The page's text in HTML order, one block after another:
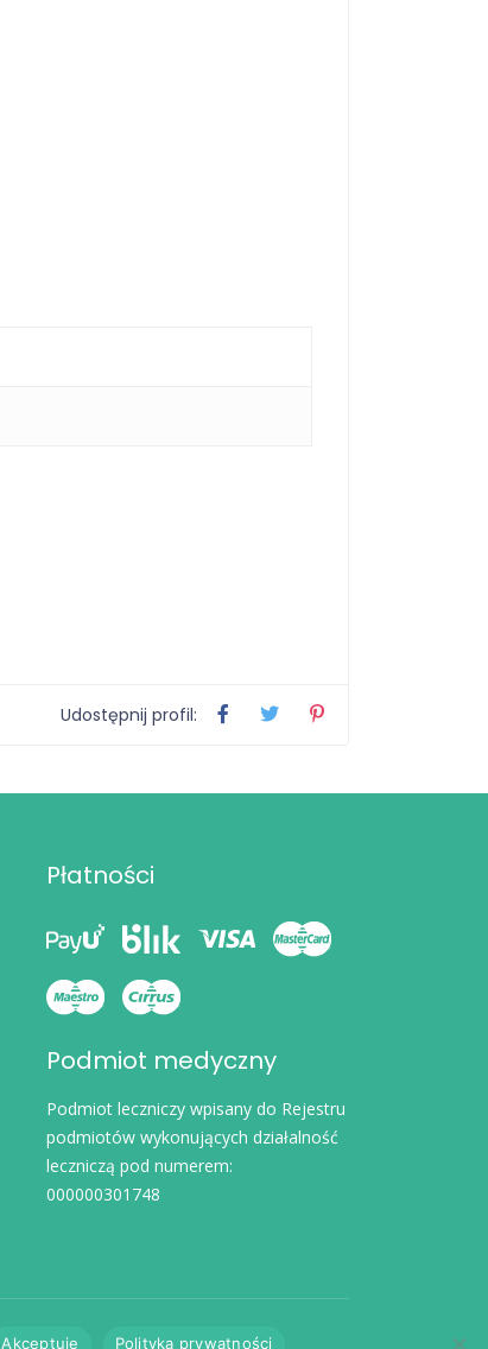
Udostępnij profil:
Płatności
Podmiot medyczny
Podmiot leczniczy wpisany do Rejestru
podmiotów wykonujących działalność
leczniczą pod numerem:
000000301748
Akceptuję Polityka prywatności